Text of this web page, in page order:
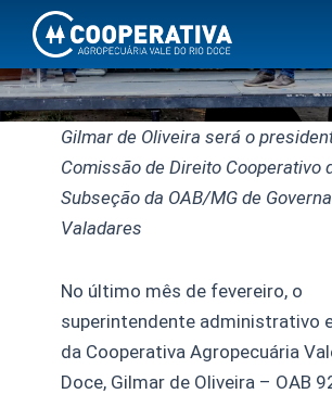
o
conteúdo
Gilmar de Oliveira será o
Comissão de Direito Cooperativo
Subseção da OAB/MG de
Valadares
No último mês de fevereiro, o
superintendente administrativo
da Cooperativa Agropecuária
Doce, Gilmar de Oliveira – OAB